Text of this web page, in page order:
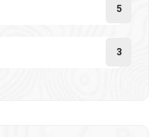
5
3